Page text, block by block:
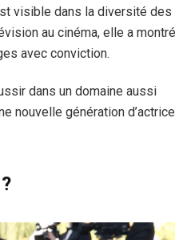
visible dans la diversité des
au cinéma, elle a montré
avec conviction.
dans un domaine aussi
nouvelle génération